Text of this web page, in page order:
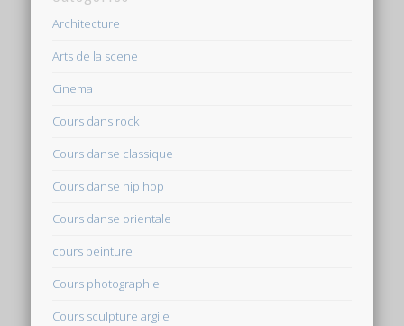
Architecture
Arts de la scene
Cinema
Cours dans rock
Cours danse classique
Cours danse hip hop
Cours danse orientale
cours peinture
Cours photographie
Cours sculpture argile